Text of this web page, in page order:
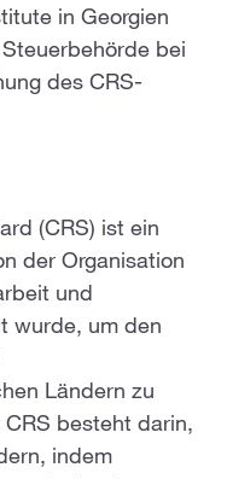
in Georgien
bei
des CRS-
(CRS) ist ein
der Organisation
und
wurde, um den
Ländern zu
besteht darin,
indem